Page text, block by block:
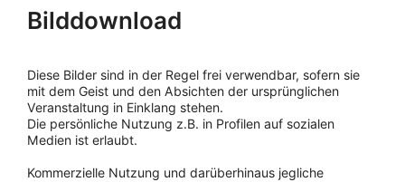
Bilddownload
Diese Bilder sind in der Regel frei verwendbar, sofern sie
mit dem Geist und den Absichten der ursprünglichen
Veranstaltung in Einklang stehen.
Die persönliche Nutzung z.B. in Profilen auf sozialen
Medien ist erlaubt.
Kommerzielle Nutzung und darüberhinaus jegliche